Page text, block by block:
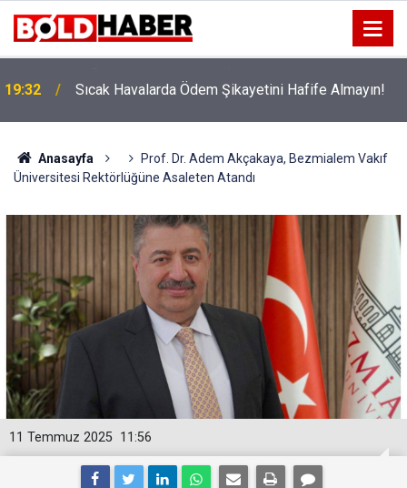
19:32 Sıcak Havalarda Ödem Şikayetini Hafife Almayın!
Anasayfa
Prof. Dr. Adem Akçakaya, Bezmialem Vakıf
Üniversitesi Rektörlüğüne Asaleten Atandı
11:56
11 Temmuz 2025